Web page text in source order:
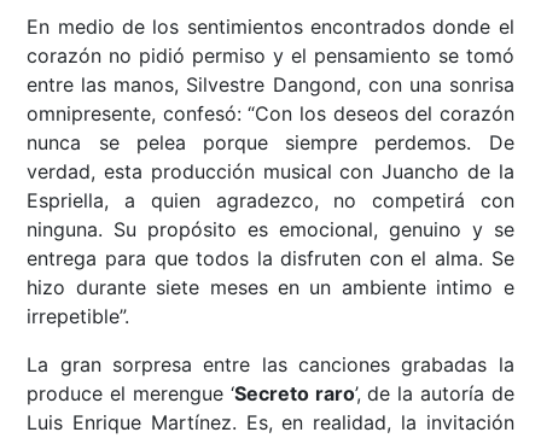
En medio de los sentimientos encontrados donde el
corazón no pidió permiso y el pensamiento se tomó
entre las manos, Silvestre Dangond, con una sonrisa
omnipresente, confesó: “Con los deseos del corazón
nunca se pelea porque siempre perdemos. De
verdad, esta producción musical con Juancho de la
Espriella, a quien agradezco, no competirá con
ninguna. Su propósito es emocional, genuino y se
entrega para que todos la disfruten con el alma. Se
hizo durante siete meses en un ambiente intimo e
irrepetible”.
La gran sorpresa entre las canciones grabadas la
produce el merengue ‘Secreto raro’, de la autoría de
Luis Enrique Martínez. Es, en realidad, la invitación